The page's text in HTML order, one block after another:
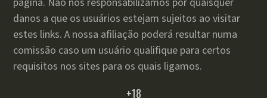
danos a que os usuários estejam sujeitos ao visitar
estes links. A nossa afiliação poderá resultar numa
comissão caso um usuário qualifique para certos
requisitos nos sites para os quais ligamos.
+18